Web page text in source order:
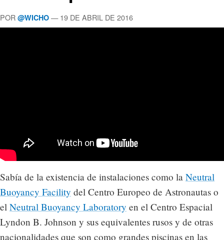
POR @WICHO — 19 DE ABRIL DE 2016
Sabía de la existencia de instalaciones como la Neutral
Buoyancy Facility del Centro Europeo de Astronautas o
el Neutral Buoyancy Laboratory en el Centro Espacial
Lyndon B. Johnson y sus equivalentes rusos y de otras
nacionalidades que son como grandes piscinas en las